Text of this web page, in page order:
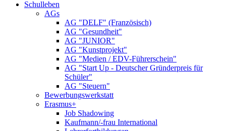
Schulleben
AGs
AG "DELF" (Französisch)
AG "Gesundheit"
AG "JUNIOR"
AG "Kunstprojekt"
AG "Medien / EDV-Führerschein"
AG "Start Up - Deutscher Gründerpreis für
Schüler"
AG "Steuern"
Bewerbungswerkstatt
Erasmus+
Job Shadowing
Kaufmann/-frau International